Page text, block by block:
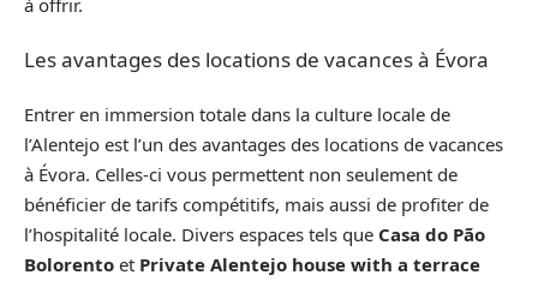
Les avantages des locations de vacances à Évora
Entrer en immersion totale dans la culture locale de
l’Alentejo est l’un des avantages des locations de vacances
à Évora. Celles-ci vous permettent non seulement de
bénéficier de tarifs compétitifs, mais aussi de profiter de
l’hospitalité locale. Divers espaces tels que Casa do Pão
Bolorento et Private Alentejo house with a terrace